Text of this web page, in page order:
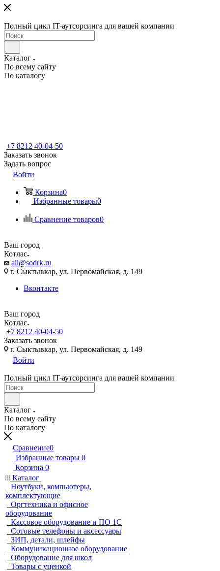
Полный цикл IT-аутсорсинга для вашей компании
Каталог
По всему сайту
По каталогу
+7 8212 40-04-50
Заказать звонок
Задать вопрос
Войти
Корзина0
Избранные товары0
Сравнение товаров0
Ваш город
Котлас
all@sodrk.ru
г. Сыктывкар, ул. Первомайская, д. 149
Вконтакте
Ваш город
Котлас
+7 8212 40-04-50
Заказать звонок
г. Сыктывкар, ул. Первомайская, д. 149
Войти
Полный цикл IT-аутсорсинга для вашей компании
Каталог
По всему сайту
По каталогу
Сравнение0
Избранные товары 0
Корзина 0
Каталог
Ноутбуки, компьютеры,
комплектующие
Оргтехника и офисное
оборудование
Кассовое оборудование и ПО 1С
Сотовые телефоны и аксессуары
ЗИП, детали, шлейфы
Коммуникационное оборудование
Оборудование для школ
Товары с уценкой